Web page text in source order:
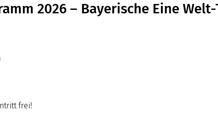
2026 – Bayerische Eine Welt-
frei!